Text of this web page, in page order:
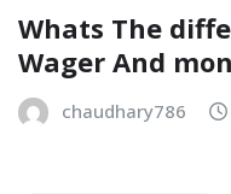
Whats The
Wager And
chaudhary786